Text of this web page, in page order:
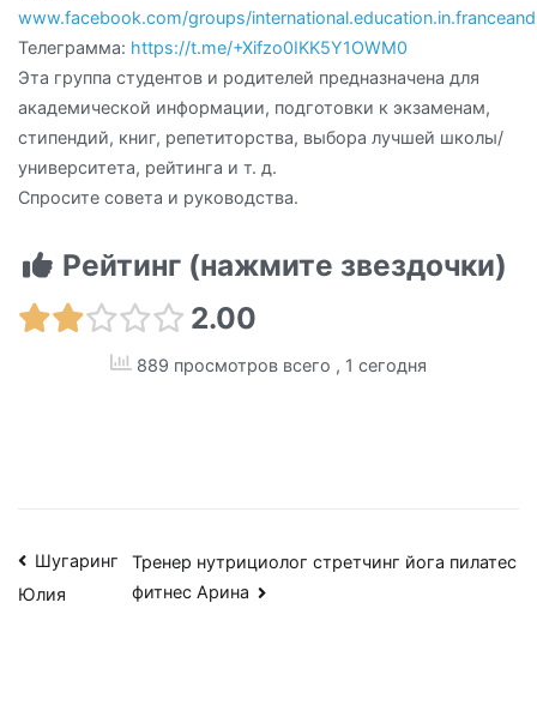
www.facebook.com/groups/
Телеграмма: https://t.me/+Xifzo0IKK5Y1OWM0
Эта группа студентов и родителей предназначена для
академической информации, подготовки к экзаменам,
стипендий, книг, репетиторства, выбора лучшей школы/
университета, рейтинга и т. д.
Спросите совета и руководства.
Рейтинг (нажмите звездочки)
2.00
889 просмотров всего , 1 сегодня
Навигация
Шугаринг
Юлия
Тренер нутрициолог стретчинг йога пилатес
фитнес Арина